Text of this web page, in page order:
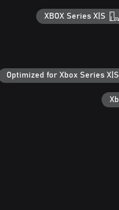
XBOX Series X|S
Optimized for Xbox Series X|S